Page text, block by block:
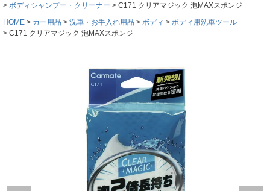
ボディシャンプー・クリーナー
C171 クリアマジック 泡MAXスポンジ
HOME
カー用品 洗車・お手入れ用品 ボディ
ボディ用洗車ツール
C171 クリアマジック 泡MAXスポンジ